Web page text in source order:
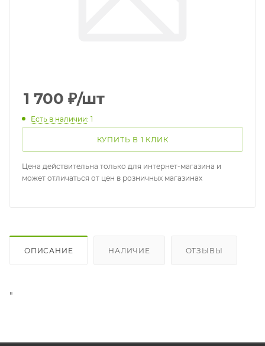
1 700 ₽/шт
Есть в наличии: 1
КУПИТЬ В 1 КЛИК
Цена действительна только для интернет-магазина и
может отличаться от цен в розничных магазинах
ОПИСАНИЕ НАЛИЧИЕ ОТЗЫВЫ
"